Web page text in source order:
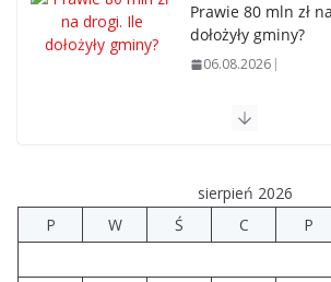
Prawie 80 mln zł
dołożyły gminy?
06.08.2026
Szkoła we Władysławowie przechodzi
Prawie 20 tys. zł dla dyrektora szpitala.
mimo finansowych problemów
sierpień 2026
P
W Ś C P